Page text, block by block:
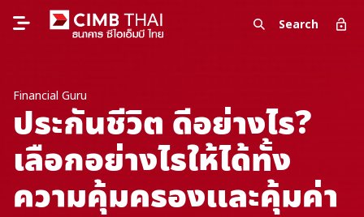
Search
Financial Guru
ประกันชีวิต ดีอย่างไร?
เลือกอย่างไรให้ได้ทั้ง
ความคุ้มครองและคุ้มค่า